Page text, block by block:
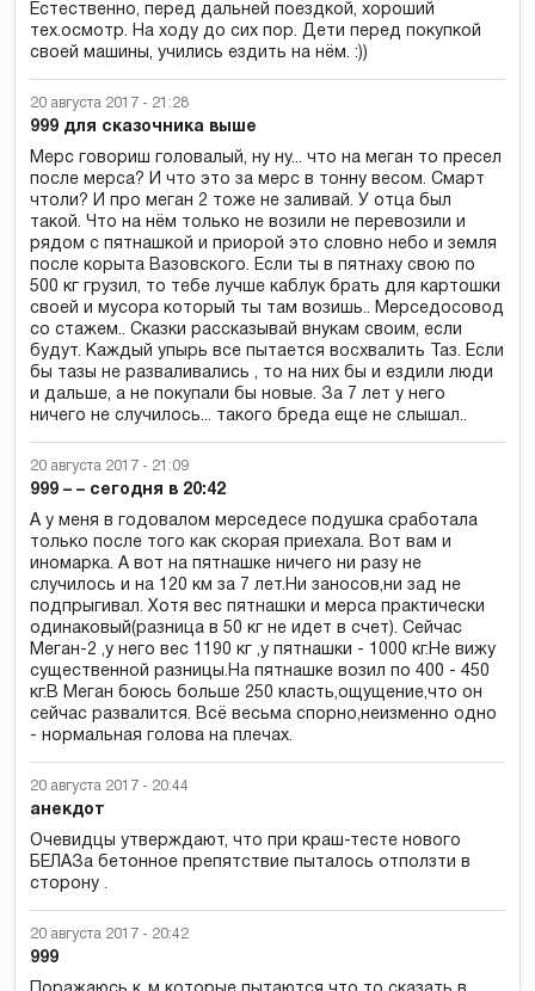
Естественно, перед дальней поездкой, хороший
тех.осмотр. На ходу до сих пор. Дети перед покупкой
своей машины, учились ездить на нём. :))
20 августа 2017 - 21:28
999 для сказочника выше
Мерс говориш головалый, ну ну... что на меган то пресел
после мерса? И что это за мерс в тонну весом. Смарт
чтоли? И про меган 2 тоже не заливай. У отца был
такой. Что на нём только не возили не перевозили и
рядом с пятнашкой и приорой это словно небо и земля
после корыта Вазовского. Если ты в пятнаху свою по
500 кг грузил, то тебе лучше каблук брать для картошки
своей и мусора который ты там возишь.. Мерседосовод
со стажем.. Сказки рассказывай внукам своим, если
будут. Каждый упырь все пытается восхвалить Таз. Если
бы тазы не разваливались , то на них бы и ездили люди
и дальше, а не покупали бы новые. За 7 лет у него
ничего не случилось... такого бреда еще не слышал..
20 августа 2017 - 21:09
999 – – сегодня в 20:42
А у меня в годовалом мерседесе подушка сработала
только после того как скорая приехала. Вот вам и
иномарка. А вот на пятнашке ничего ни разу не
случилось и на 120 км за 7 лет.Ни заносов,ни зад не
подпрыгивал. Хотя вес пятнашки и мерса практически
одинаковый(разница в 50 кг не идет в счет). Сейчас
Меган-2 ,у него вес 1190 кг ,у пятнашки - 1000 кг.Не вижу
существенной разницы.На пятнашке возил по 400 - 450
кг.В Меган боюсь больше 250 класть,ощущение,что он
сейчас развалится. Всё весьма спорно,неизменно одно
- нормальная голова на плечах.
20 августа 2017 - 20:44
анекдот
Очевидцы утверждают, что при краш-тесте нового
БЕЛАЗа бетонное препятствие пыталось отползти в
сторону .
20 августа 2017 - 20:42
999